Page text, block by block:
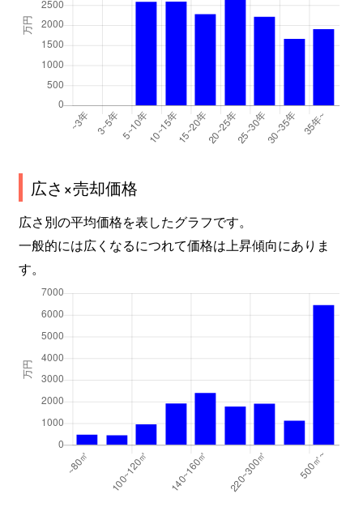
広さ×売却価格
広さ別の平均価格を表したグラフです。
一般的には広くなるにつれて価格は上昇傾向にありま
す。